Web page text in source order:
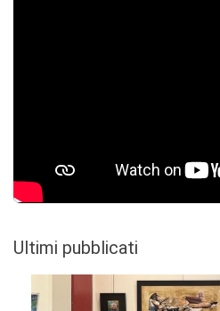
Ultimi pubblicati